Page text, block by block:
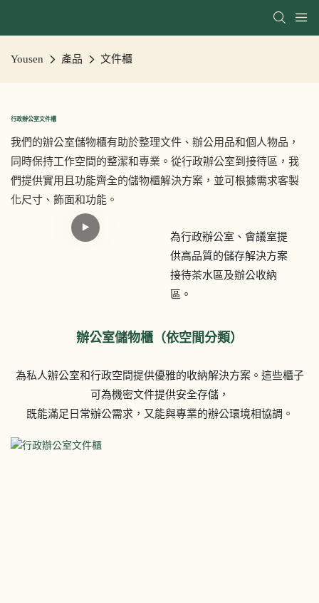
Yousen 產品 文件櫃
行政辦公室文件櫃
我們的辦公室儲物櫃有助於整理文件、辦公用品和個人物品，
同時保持工作空間的整潔和專業。從行政辦公室到接待區，我
們提供實用且功能齊全的儲物櫃解決方案，並可根據需求客製
化尺寸、飾面和功能。
為行政辦公室、會議室提
供高品質的儲存解決方案
接待茶水區及辦公收納
區。
辦公室儲物櫃（依空間分類）
為私人辦公室和行政空間提供優雅的收納解決方案。這些櫃子
可為機密文件提供安全存儲，
既能滿足日常辦公需求，又能與專業的辦公環境相協調。